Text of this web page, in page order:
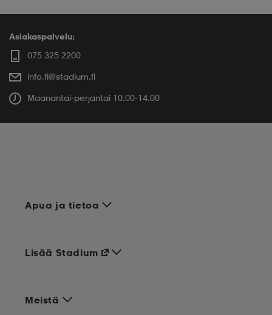
Asiakaspalvelu:
075 325 2200
info.fi@stadium.fi
Maanantai-perjantai 10.00-14.00
Apua ja tietoa
Meistä
Lisää Stadium